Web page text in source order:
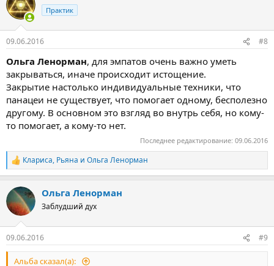
Практик
09.06.2016 #8
Ольга Ленорман, для эмпатов очень важно уметь
закрываться, иначе происходит истощение.
Закрытие настолько индивидуальные техники, что
панацеи не существует, что помогает одному, бесполезно
другому. В основном это взгляд во внутрь себя, но кому-
то помогает, а кому-то нет.
Последнее редактирование: 09.06.2016
Р
е
к
ц
и
Клариса, Рьяна и Ольга Ленорман
Ольга Ленорман
Заблудший дух
09.06.2016 #9
Альба сказал(а):